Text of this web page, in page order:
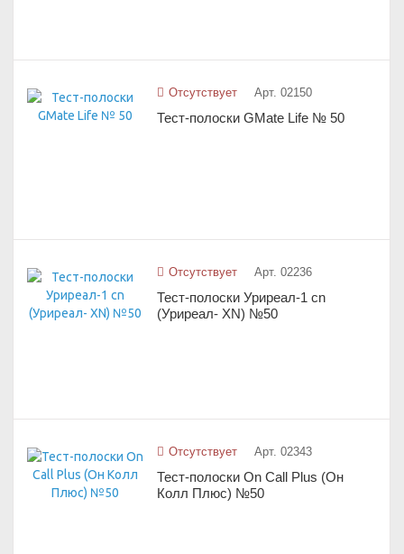
Отсутствует Арт. 02150
Тест-полоски GMate Life № 50
Отсутствует Арт. 02236
Тест-полоски Уриреал-1 cn
(Уриреал- XN) №50
Отсутствует Арт. 02343
Тест-полоски On Call Plus (Он
Колл Плюс) №50